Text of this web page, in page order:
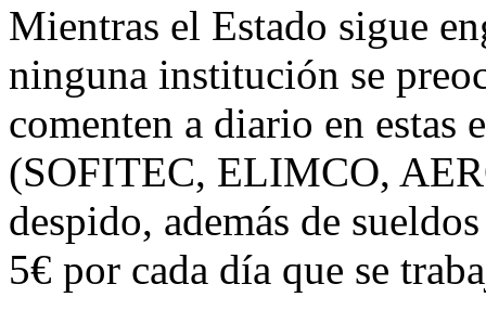
Mientras el Estado sigue
ninguna institución se
comenten a diario en estas
(SOFITEC, ELIMCO,
despido, además de
5€ por cada día que se